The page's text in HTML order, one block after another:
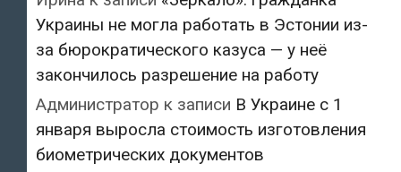
Украины не могла работать в Эстонии из-
за бюрократического казуса — у неё
закончилось разрешение на работу
Администратор к записи В Украине с 1
января выросла стоимость изготовления
биометрических документов